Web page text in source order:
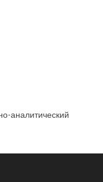
аналитический